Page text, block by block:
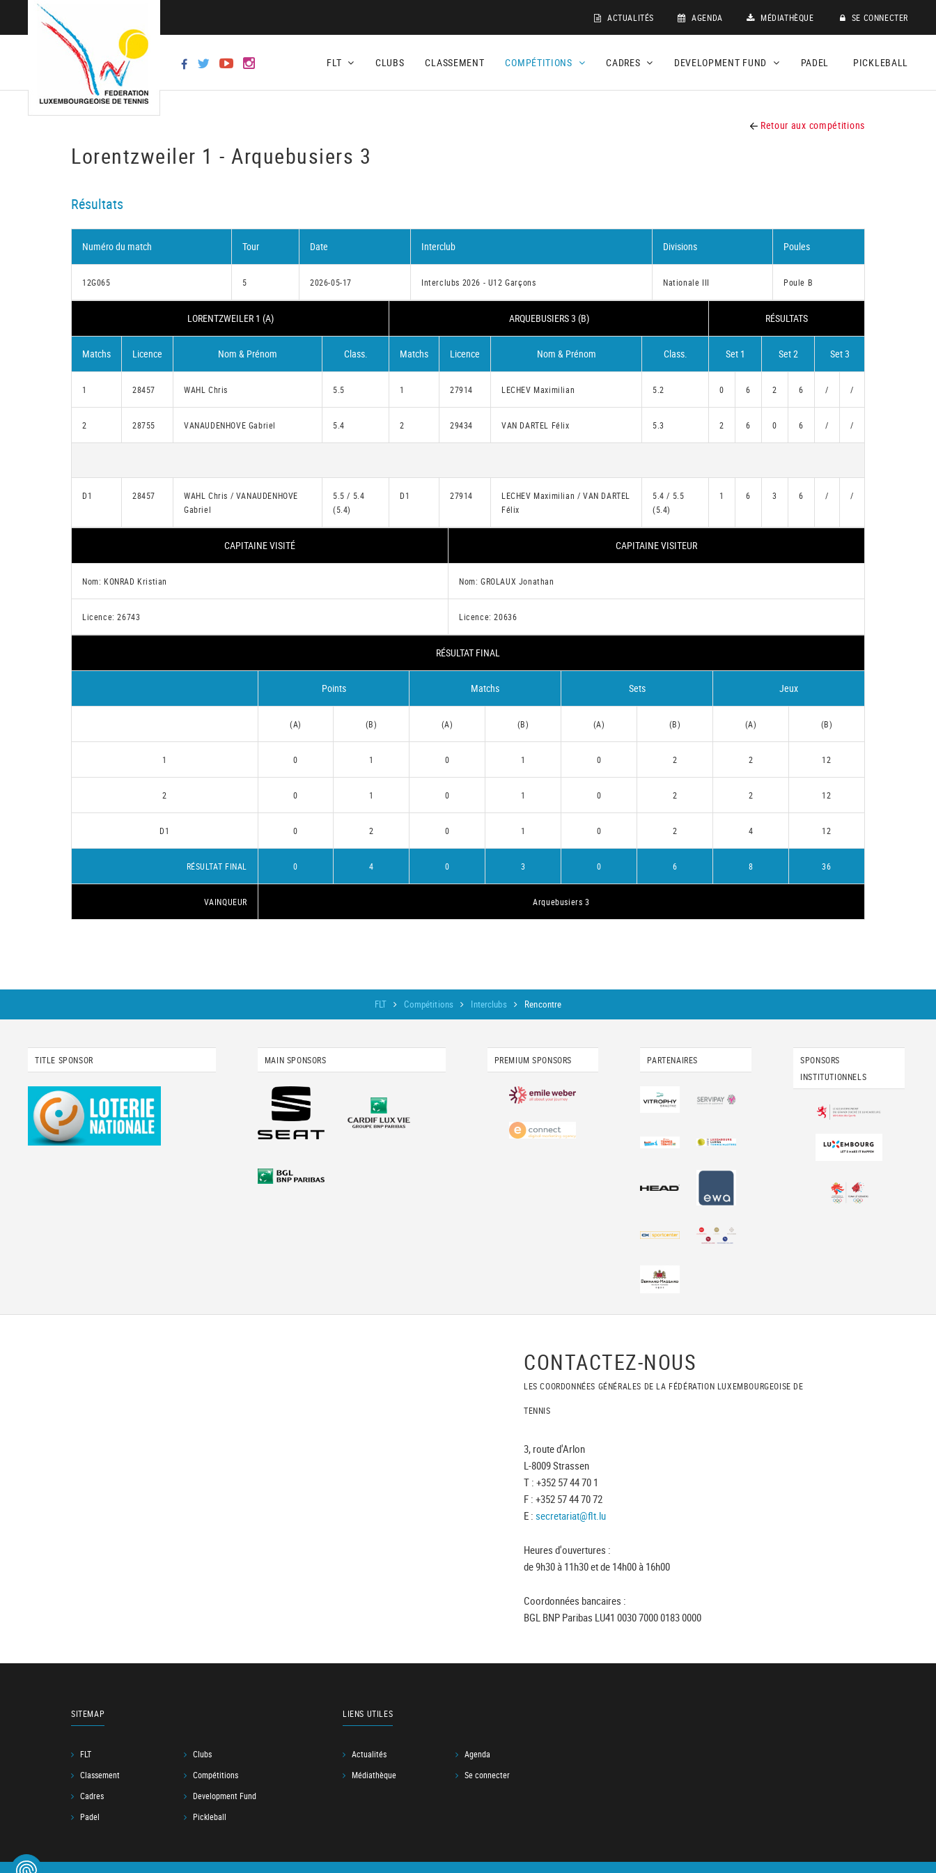
ACTUALITÉS AGENDA MÉDIATHÈQUE SE CONNECTER
FLT CLUBS CLASSEMENT COMPÉTITIONS CADRES DEVELOPMENT FUND PADEL PICKLEBALL
Retour aux compétitions
Lorentzweiler 1 - Arquebusiers 3
Résultats
Numéro du match Tour Date Interclub Divisions Poules
12G065 5 2026-05-17 Interclubs 2026 - U12 Garçons Nationale III Poule B
LORENTZWEILER 1 (A) ARQUEBUSIERS 3 (B) RÉSULTATS
Matchs Licence Nom & Prénom Class. Matchs Licence Nom & Prénom Class. Set 1 Set 2 Set 3
1 28457 WAHL Chris 5.5 1 27914 LECHEV Maximilian 5.2 0 6 2 6 / /
2 28755 VANAUDENHOVE Gabriel 5.4 2 29434 VAN DARTEL Félix 5.3 2 6 0 6 / /
D1 28457
WAHL Chris / VANAUDENHOVE
Gabriel
5.5 / 5.4
(5.4)
D1 27914
LECHEV Maximilian / VAN DARTEL
Félix
5.4 / 5.5
(5.4)
1 6 3 6 / /
CAPITAINE VISITÉ CAPITAINE VISITEUR
Nom: KONRAD Kristian Nom: GROLAUX Jonathan
Licence: 26743 Licence: 20636
RÉSULTAT FINAL
Points Matchs Sets Jeux
(A) (B) (A) (B) (A) (B) (A) (B)
1 0 1 0 1 0 2 2 12
2 0 1 0 1 0 2 2 12
D1 0 2 0 1 0 2 4 12
RÉSULTAT FINAL 0 4 0 3 0 6 8 36
VAINQUEUR Arquebusiers 3
FLT Compétitions Interclubs Rencontre
TITLE SPONSOR MAIN SPONSORS PREMIUM SPONSORS PARTENAIRES
SPONSORS
INSTITUTIONNELS
CONTACTEZ-NOUS
LES COORDONNÉES GÉNÉRALES DE LA FÉDÉRATION LUXEMBOURGEOISE DE
TENNIS
3, route d'Arlon
L-8009 Strassen
T : +352 57 44 70 1
F : +352 57 44 70 72
E : secretariat@flt.lu
Heures d'ouvertures :
de 9h30 à 11h30 et de 14h00 à 16h00
Coordonnées bancaires :
BGL BNP Paribas LU41 0030 7000 0183 0000
SITEMAP
FLT
Clubs
Classement
Compétitions
Cadres
Development Fund
Padel
Pickleball
LIENS UTILES
Actualités
Agenda
Médiathèque
Se connecter